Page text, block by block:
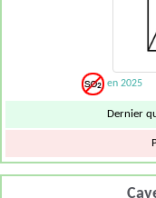
en 2025
Dernier